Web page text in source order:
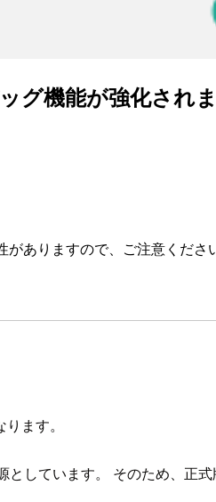
グ機能が強化され
ありますので、ご注意くださ
ます。
しています。 そのため、正